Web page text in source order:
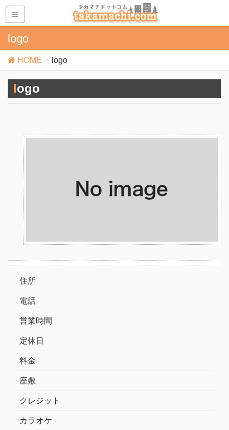
logo
HOME logo
logo
住所
電話
営業時間
定休日
料金
座敷
クレジット
カラオケ